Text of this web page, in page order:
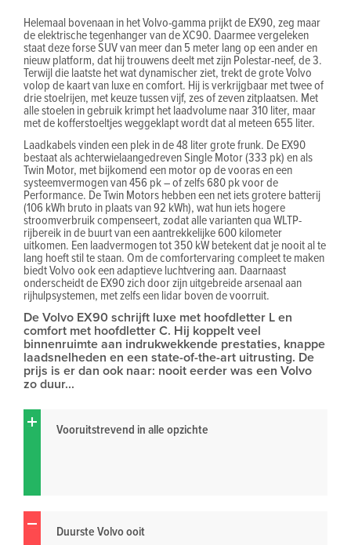
Helemaal bovenaan in het Volvo-gamma prijkt de EX90, zeg maar
de elektrische tegenhanger van de XC90. Daarmee vergeleken
staat deze forse SUV van meer dan 5 meter lang op een ander en
nieuw platform, dat hij trouwens deelt met zijn Polestar-neef, de 3.
Terwijl die laatste het wat dynamischer ziet, trekt de grote Volvo
volop de kaart van luxe en comfort. Hij is verkrijgbaar met twee of
drie stoelrijen, met keuze tussen vijf, zes of zeven zitplaatsen. Met
alle stoelen in gebruik krimpt het laadvolume naar 310 liter, maar
met de kofferstoeltjes weggeklapt wordt dat al meteen 655 liter.
Laadkabels vinden een plek in de 48 liter grote frunk. De EX90
bestaat als achterwielaangedreven Single Motor (333 pk) en als
Twin Motor, met bijkomend een motor op de vooras en een
systeemvermogen van 456 pk – of zelfs 680 pk voor de
Performance. De Twin Motors hebben een net iets grotere batterij
(106 kWh bruto in plaats van 92 kWh), wat hun iets hogere
stroomverbruik compenseert, zodat alle varianten qua WLTP-
rijbereik in de buurt van een aantrekkelijke 600 kilometer
uitkomen. Een laadvermogen tot 350 kW betekent dat je nooit al te
lang hoeft stil te staan. Om de comfortervaring compleet te maken
biedt Volvo ook een adaptieve luchtvering aan. Daarnaast
onderscheidt de EX90 zich door zijn uitgebreide arsenaal aan
rijhulpsystemen, met zelfs een lidar boven de voorruit.
De Volvo EX90 schrijft luxe met hoofdletter L en
comfort met hoofdletter C. Hij koppelt veel
binnenruimte aan indrukwekkende prestaties, knappe
laadsnelheden en een state-of-the-art uitrusting. De
prijs is er dan ook naar: nooit eerder was een Volvo
zo duur...
Vooruitstrevend in alle opzichte
Duurste Volvo ooit